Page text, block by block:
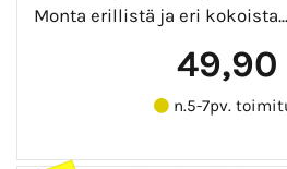
Monta erillistä ja eri kokoista...
49,90
n.5-7pv.